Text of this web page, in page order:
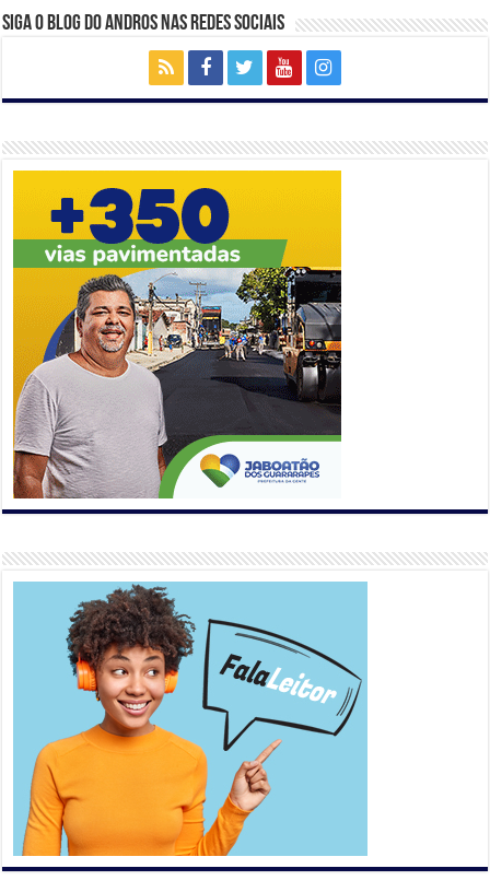
Siga o Blog do Andros nas Redes Sociais